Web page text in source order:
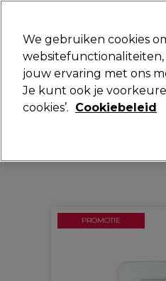
Volgende
PROMOTIE
We gebruiken cookies
jouw ervaring met ons
Je kunt ook je
cookies’. Cookiebeleid